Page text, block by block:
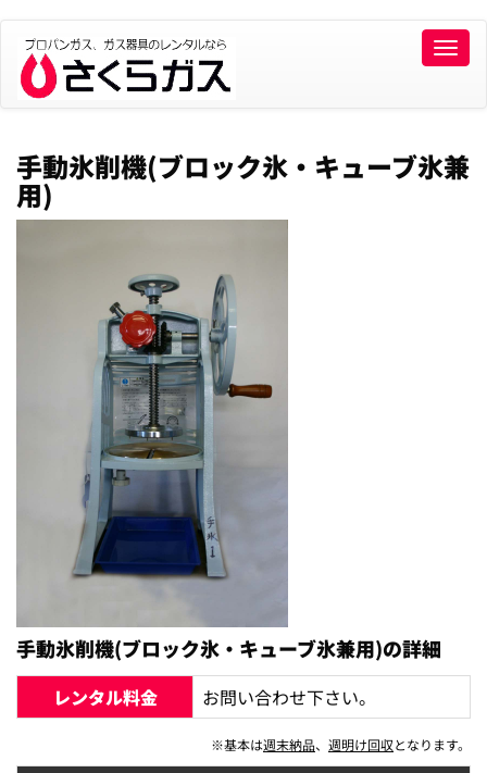
Toggle
手動氷削機(ブロック氷・キューブ氷兼
用)
手動氷削機(ブロック氷・キューブ氷兼用)の詳細
レンタル料金 お問い合わせ下さい。
※基本は週末納品、 週明け回収となります。